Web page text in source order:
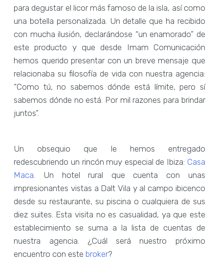
para degustar el licor más famoso de la isla, así como
una botella personalizada. Un detalle que ha recibido
con mucha ilusión, declarándose “un enamorado” de
este producto y que desde Imam Comunicación
hemos querido presentar con un breve mensaje que
relacionaba su filosofía de vida con nuestra agencia:
“Como tú, no sabemos dónde está límite, pero sí
sabemos dónde no está. Por mil razones para brindar
juntos”.
Un obsequio que le hemos entregado
redescubriendo un rincón muy especial de Ibiza: Casa
Maca . Un hotel rural que cuenta con unas
impresionantes vistas a Dalt Vila y al campo ibicenco
desde su restaurante, su piscina o cualquiera de sus
diez suites. Esta visita no es casualidad, ya que este
establecimiento se suma a la lista de cuentas de
nuestra agencia. ¿Cuál será nuestro próximo
encuentro con este broker?